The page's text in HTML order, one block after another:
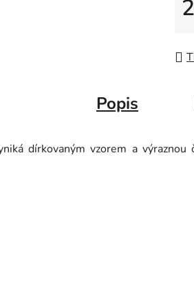
Popis
dírkovaným vzorem a výraznou